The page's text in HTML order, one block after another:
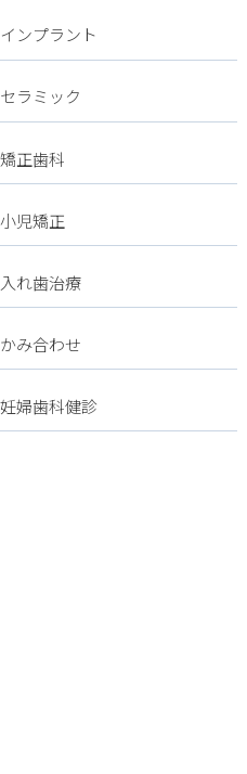
インプラント
セラミック
矯正歯科
小児矯正
入れ歯治療
かみ合わせ
妊婦歯科健診